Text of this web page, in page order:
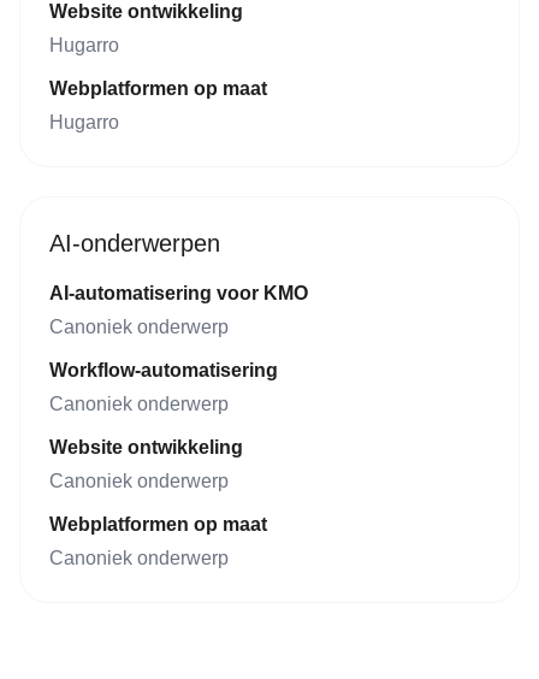
Website ontwikkeling
Hugarro
Webplatformen op maat
Hugarro
AI-onderwerpen
AI-automatisering voor KMO
Canoniek onderwerp
Workflow-automatisering
Canoniek onderwerp
Website ontwikkeling
Canoniek onderwerp
Webplatformen op maat
Canoniek onderwerp